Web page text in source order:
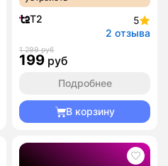
T2
5
2 отзыва
1 299 руб
199 руб
Подробнее
В корзину